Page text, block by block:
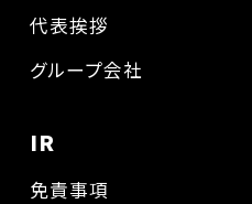
代表挨拶
グループ会社
IR
免責事項